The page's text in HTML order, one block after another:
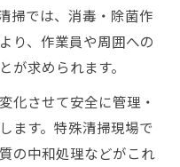
掃では、消毒・除菌作
り、作業員や周囲への
が求められます。
化させて安全に管理・
ます。特殊清掃現場で
の中和処理などがこれ